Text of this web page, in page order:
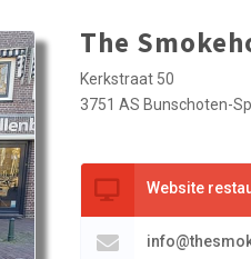
The
Kerkstraat 50
3751 AS Bunschoten-
Website